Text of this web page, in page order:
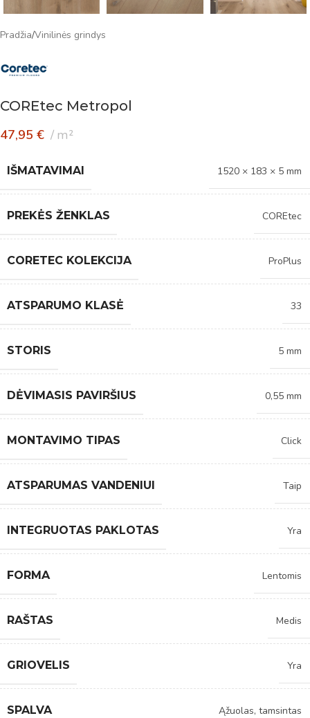
Pradžia/Vinilinės grindys
COREtec Metropol
47,95 € m²
IŠMATAVIMAI 1520 × 183 × 5 mm
PREKĖS ŽENKLAS COREtec
CORETEC KOLEKCIJA ProPlus
ATSPARUMO KLASĖ 33
STORIS 5 mm
DĖVIMASIS PAVIRŠIUS 0,55 mm
MONTAVIMO TIPAS Click
ATSPARUMAS VANDENIUI Taip
INTEGRUOTAS PAKLOTAS Yra
FORMA Lentomis
RAŠTAS Medis
GRIOVELIS Yra
SPALVA Ąžuolas, tamsintas